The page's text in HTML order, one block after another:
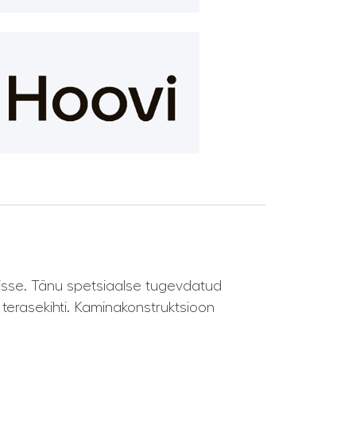
Tänu spetsiaalse tugevdatud
Kaminakonstruktsioon